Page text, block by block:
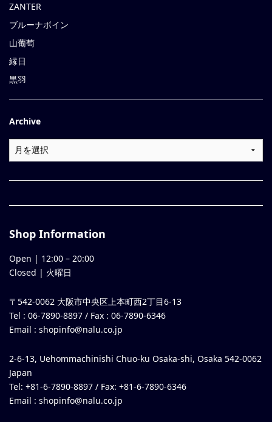
ZANTER
ブルーナボイン
山葡萄
縁日
黒羽
Archive
Shop Information
Open | 12:00 – 20:00
Closed | 火曜日
〒542-0062 大阪市中央区上本町西2丁目6-13
Tel : 06-7890-8897 / Fax : 06-7890-6346
Email : shopinfo@nalu.co.jp
2-6-13, Uehommachinishi Chuo-ku Osaka-shi, Osaka 542-0062
Japan
Tel: +81-6-7890-8897 / Fax: +81-6-7890-6346
Email : shopinfo@nalu.co.jp